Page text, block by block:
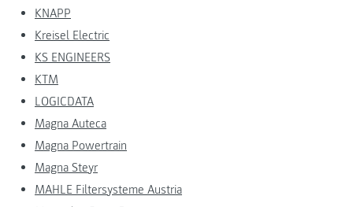
KNAPP
Kreisel Electric
KS ENGINEERS
KTM
LOGICDATA
Magna Auteca
Magna Powertrain
Magna Steyr
MAHLE Filtersysteme Austria